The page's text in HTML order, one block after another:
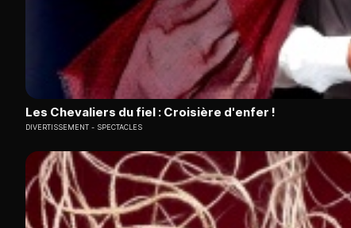
Les Chevaliers du fiel : Croisière d'enfer !
DIVERTISSEMENT SPECTACLES